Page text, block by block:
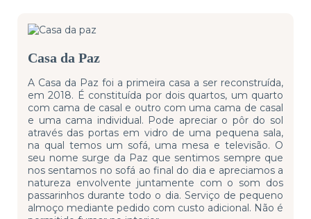
Casa da Paz
A Casa da Paz foi a primeira casa a ser reconstruída,
em 2018. É constituída por dois quartos, um quarto
com cama de casal e outro com uma cama de casal
e uma cama individual. Pode apreciar o pôr do sol
através das portas em vidro de uma pequena sala,
na qual temos um sofá, uma mesa e televisão. O
seu nome surge da Paz que sentimos sempre que
nos sentamos no sofá ao final do dia e apreciamos a
natureza envolvente juntamente com o som dos
passarinhos durante todo o dia. Serviço de pequeno
almoço mediante pedido com custo adicional. Não é